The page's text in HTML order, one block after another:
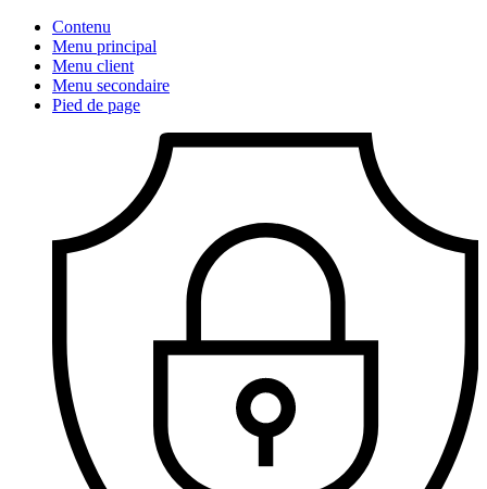
Contenu
Menu principal
Menu client
Menu secondaire
Pied de page